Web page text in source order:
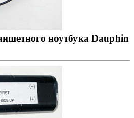
ноутбука Dauphin